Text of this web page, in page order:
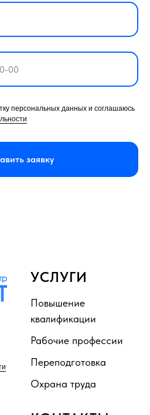
персональных данных и соглашаюсь
заявку
УСЛУГИ
Повышение
квалификации
Рабочие профессии
Переподготовка
Охрана труда